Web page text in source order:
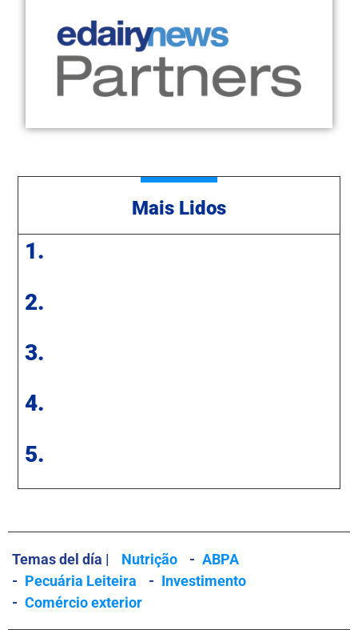
Mais Lidos
1.
2.
3.
4.
5.
Temas del día | Nutrição - ABPA
- Pecuária Leiteira - Investimento
- Comércio exterior